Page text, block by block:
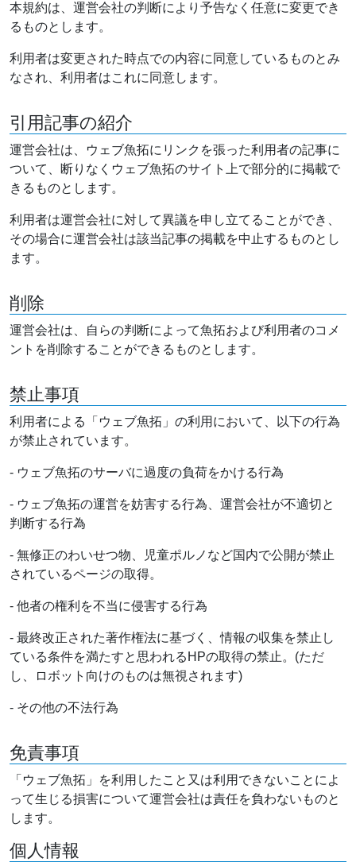
本規約は、運営会社の判断により予告なく任意に変更でき
るものとします。
利用者は変更された時点での内容に同意しているものとみ
なされ、利用者はこれに同意します。
引用記事の紹介
運営会社は、ウェブ魚拓にリンクを張った利用者の記事に
ついて、断りなくウェブ魚拓のサイト上で部分的に掲載で
きるものとします。
利用者は運営会社に対して異議を申し立てることができ、
その場合に運営会社は該当記事の掲載を中止するものとし
ます。
削除
運営会社は、自らの判断によって魚拓および利用者のコメ
ントを削除することができるものとします。
禁止事項
利用者による「ウェブ魚拓」の利用において、以下の行為
が禁止されています。
- ウェブ魚拓のサーバに過度の負荷をかける行為
- ウェブ魚拓の運営を妨害する行為、運営会社が不適切と
判断する行為
- 無修正のわいせつ物、児童ポルノなど国内で公開が禁止
されているページの取得。
- 他者の権利を不当に侵害する行為
- 最終改正された著作権法に基づく、情報の収集を禁止し
ている条件を満たすと思われるHPの取得の禁止。(ただ
し、ロボット向けのものは無視されます)
- その他の不法行為
免責事項
「ウェブ魚拓」を利用したこと又は利用できないことによ
って生じる損害について運営会社は責任を負わないものと
します。
個人情報